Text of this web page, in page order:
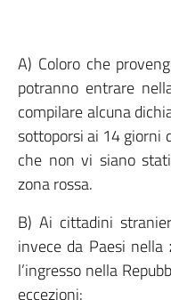
A) Coloro che
potranno entrare
compilare alcuna
sottoporsi ai 14 giorni
che non vi siano
zona rossa.
B) Ai cittadini
invece da Paesi nella
l’ingresso nella
eccezioni: